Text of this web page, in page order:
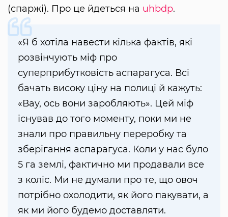
(спаржі). Про це йдеться на uhbdp.
«Я б хотіла навести кілька фактів, які
розвінчують міф про
суперприбутковість аспарагуса. Всі
бачать високу ціну на полиці й кажуть:
«Вау, ось вони заробляють». Цей міф
існував до того моменту, поки ми не
знали про правильну переробку та
зберігання аспарагуса. Коли у нас було
5 га землі, фактично ми продавали все
з коліс. Ми не думали про те, що овоч
потрібно охолодити, як його пакувати, а
як ми його будемо доставляти.